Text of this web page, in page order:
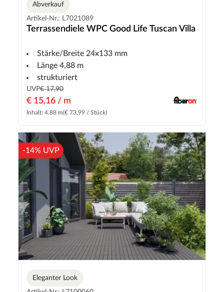
Abverkauf
Artikel-Nr.: L7021089
Terrassendiele WPC Good Life Tuscan Villa
Stärke/Breite 24x133 mm
Länge 4,88 m
strukturiert
UVP€ 17,90
€ 15,16 / m
Inhalt: 4.88 m(€ 73,99 / Stück)
-14% UVP
Eleganter Look